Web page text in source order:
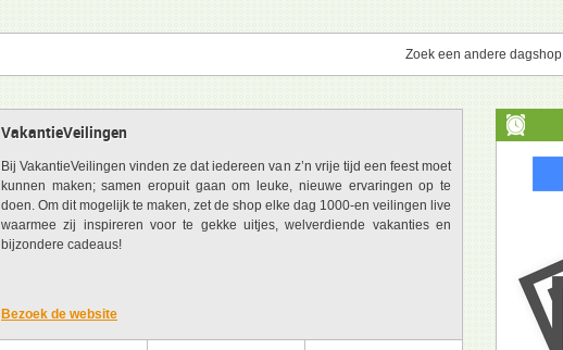
Zoek een andere dagshop
VakantieVeilingen
Bij VakantieVeilingen vinden ze dat iedereen van z’n vrije tijd een feest moet
kunnen maken; samen eropuit gaan om leuke, nieuwe ervaringen op te
doen. Om dit mogelijk te maken, zet de shop elke dag 1000-en veilingen live
waarmee zij inspireren voor te gekke uitjes, welverdiende vakanties en
bijzondere cadeaus!
Bezoek de website